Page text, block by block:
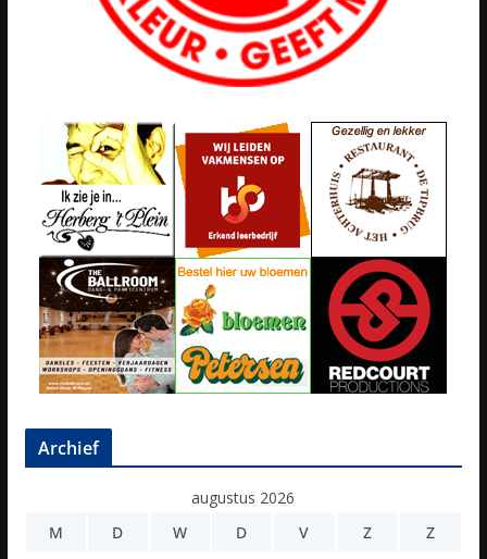
Archief
augustus 2026
M
D W D V Z Z